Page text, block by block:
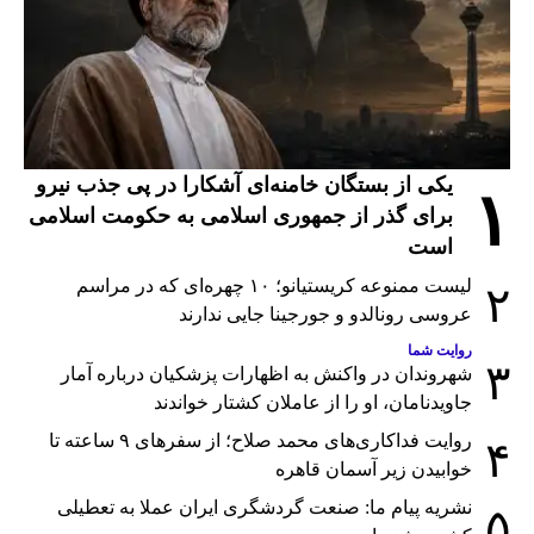
۱
یکی از بستگان خامنه‌ای آشکارا در پی جذب نیرو
برای گذر از جمهوری اسلامی به حکومت اسلامی
است
۲
لیست ممنوعه کریستیانو؛ ۱۰ چهره‌ای که در مراسم
عروسی رونالدو و جورجینا جایی ندارند
۳
روایت شما
شهروندان در واکنش به اظهارات پزشکیان درباره آمار
جاویدنامان، او را از عاملان کشتار خواندند
۴
روایت فداکاری‌های محمد صلاح؛ از سفرهای ۹ ساعته تا
خوابیدن زیر آسمان قاهره
نشریه پیام ما: صنعت گردشگری ایران عملا به تعطیلی